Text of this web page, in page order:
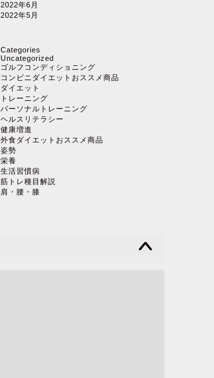
2022年6月
2022年5月
Categories
Uncategorized
ゴルフコンディショニング
コンビニダイエットおススメ商品
ダイエット
トレーニング
パーソナルトレーニング
ヘルスリテラシー
健康増進
外食ダイエットおススメ商品
姿勢
栄養
生活習慣病
筋トレ種目解説
肩・腰・膝